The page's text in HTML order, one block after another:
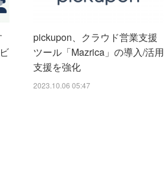
pickupon、クラウド営業支援
ツール「Mazrica」の導入/活用
支援を強化
2023.10.06 05:47